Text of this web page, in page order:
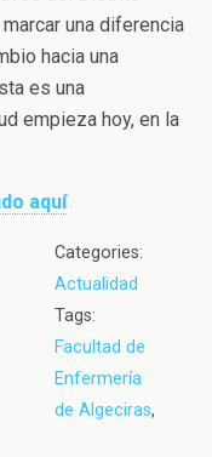
una diferencia
hacia una
es una
empieza hoy, en la
aquí
Categories:
Actualidad
Tags:
Facultad de
Enfermería
de Algeciras,